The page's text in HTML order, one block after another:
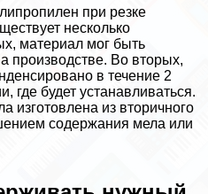
при резке
несколько
материал мог быть
производстве. Во вторых,
в течение 2
где будет устанавливаться.
изготовлена из вторичного
содержания мела или